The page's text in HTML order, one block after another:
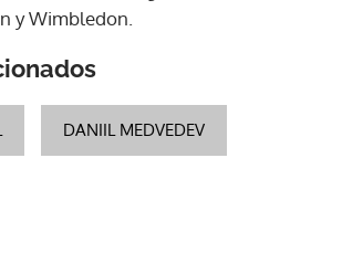
y Wimbledon.
DANIIL MEDVEDEV